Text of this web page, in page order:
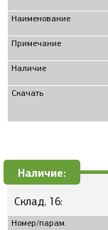
Наименование
Примечание
Наличие
Скачать
Наличие:
Склад, 16:
Номер/парам.